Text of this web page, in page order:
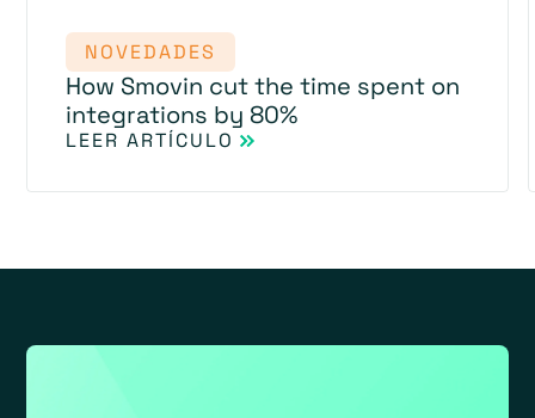
NOVEDADES
How Smovin cut the time spent on
integrations by 80%
LEER ARTÍCULO